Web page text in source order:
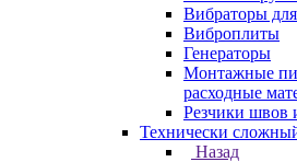
Вибраторы
Виброплиты
Генераторы
Монтажные
расходные
Резчики швов
Технически
Назад